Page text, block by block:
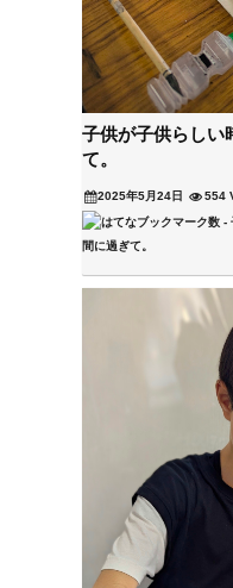
子供が子供らしい
て。
2025年5月24日 554